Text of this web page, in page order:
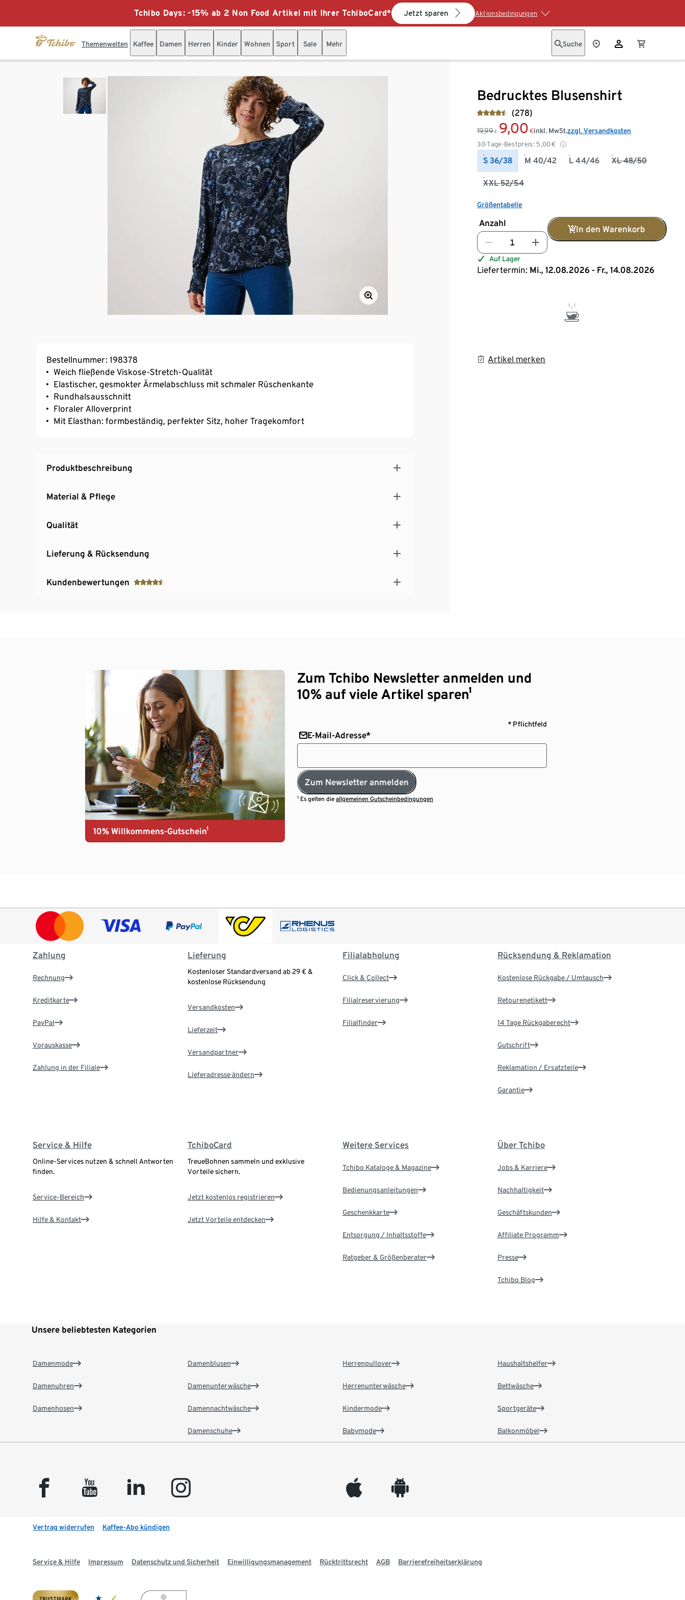
Tchibo Days: -15% ab 2 Non Food Artikel mit Ihrer TchiboCard* Jetzt sparen Aktionsbedingungen
Themenwelten Kaffee Damen Herren Kinder Wohnen Sport Sale Mehr Suche
Bedrucktes Blusenshirt
(278)
19,99 € 9,00 €
30-Tage-Bestpreis: 5,00€
inkl. MwSt.zzgl. Versandkosten
S 36/38 M 40/42 L 44/46 XL 48/50
XXL 52/54
Größentabelle
Anzahl
In den Warenkorb
Auf Lager
Liefertermin: Mi., 12.08.2026 - Fr., 14.08.2026
Artikel merken
Bestellnummer: 198378
Weich fließende Viskose-Stretch-Qualität
Elastischer, gesmokter Ärmelabschluss mit schmaler Rüschenkante
Rundhalsausschnitt
Floraler Alloverprint
Mit Elasthan: formbeständig, perfekter Sitz, hoher Tragekomfort
Produktbeschreibung
Material & Pflege
Qualität
Lieferung & Rücksendung
Kundenbewertungen
10% Willkommens-Gutschein¹
Zum Tchibo Newsletter anmelden und
10% auf viele Artikel sparen¹
* Pflichtfeld
E-Mail-Adresse*
Zum Newsletter anmelden
¹ Es gelten dieallgemeinen Gutscheinbedingungen
Zahlung
Rechnung
Kreditkarte
PayPal
Vorauskasse
Zahlung in der Filiale
Lieferung
Kostenloser Standardversand ab 29 € &
kostenlose Rücksendung
Versandkosten
Lieferzeit
Versandpartner
Lieferadresse ändern
Filialabholung
Click & Collect
Filialreservierung
Filialfinder
Rücksendung & Reklamation
Kostenlose Rückgabe / Umtausch
Retourenetikett
14 Tage Rückgaberecht
Gutschrift
Reklamation / Ersatzteile
Garantie
Service & Hilfe
Online-Services nutzen & schnell Antworten
finden.
Service-Bereich
Hilfe & Kontakt
TchiboCard
TreueBohnen sammeln und exklusive
Vorteile sichern.
Jetzt kostenlos registrieren
Jetzt Vorteile entdecken
Weitere Services
Tchibo Kataloge & Magazine
Bedienungsanleitungen
Geschenkkarte
Entsorgung / Inhaltsstoffe
Ratgeber & Größenberater
Über Tchibo
Jobs & Karriere
Nachhaltigkeit
Geschäftskunden
Affiliate Programm
Presse
Tchibo Blog
Unsere beliebtesten Kategorien
Damenmode
Damenuhren
Damenhosen
Damenblusen
Damenunterwäsche
Damennachtwäsche
Damenschuhe
Herrenpullover
Herrenunterwäsche
Kindermode
Babymode
Haushaltshelfer
Bettwäsche
Sportgeräte
Balkonmöbel
facebook youtube linkedin instagram appleinc android
Vertrag widerrufen Kaffee-Abo kündigen
Service & Hilfe Impressum Datenschutz und Sicherheit Einwilligungsmanagement Rücktrittsrecht AGB Barrierefreiheitserklärung